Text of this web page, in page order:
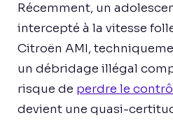
Récemment, un
intercepté à la vitesse
Citroën AMI,
un débridage illégal
risque de perdre le
devient une quasi-